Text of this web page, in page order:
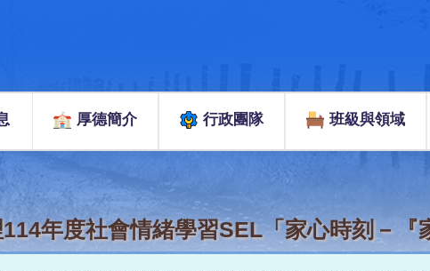
厚德簡介 行政團隊 班級與領域
年度社會情緒學習SEL「家心時刻－